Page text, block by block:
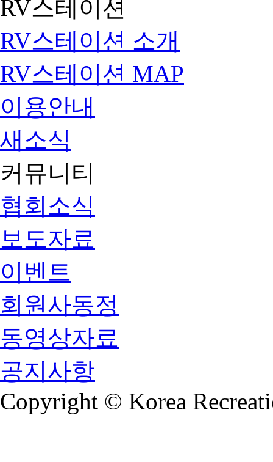
RV스테이션
RV스테이션 소개
RV스테이션 MAP
이용안내
새소식
커뮤니티
협회소식
보도자료
이벤트
회원사동정
동영상자료
공지사항
Copyright © Korea